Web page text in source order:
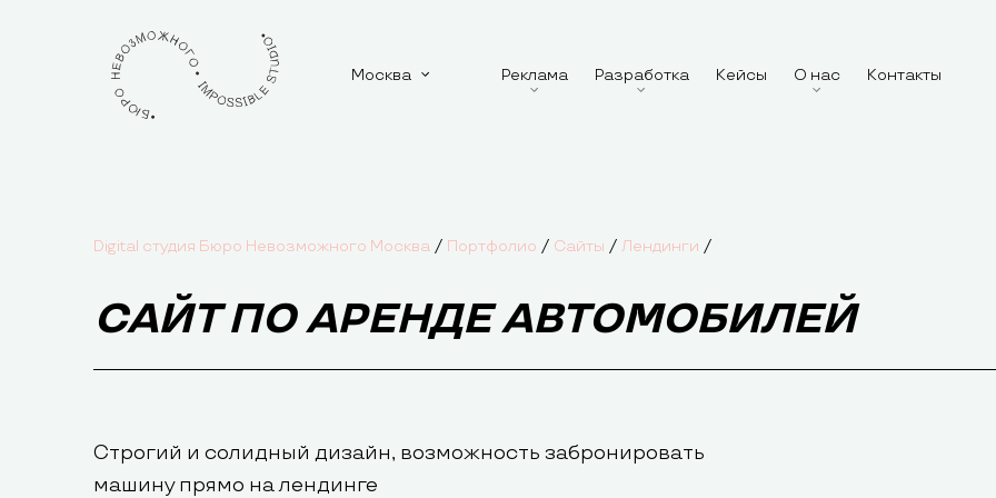
Москва Реклама Разработка Кейсы О нас Контакты
Digital студия Бюро Невозможного Москва / Портфолио / Сайты / Лендинги /
САЙТ ПО АРЕНДЕ АВТОМОБИЛЕЙ
Строгий и солидный дизайн, возможность забронировать
машину прямо на лендинге